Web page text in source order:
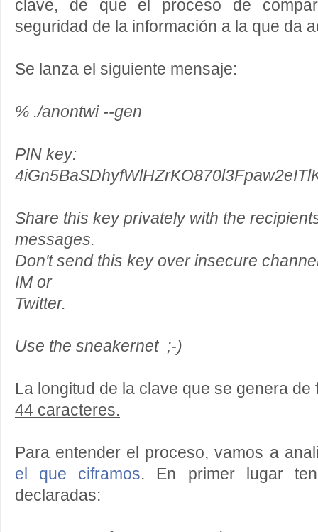
clave, de que el proceso de
seguridad de la información a la que da
Se lanza el siguiente mensaje:
% ./anontwi --gen
PIN key:
Share this key privately with the
messages.
Don't send this key over insecure
IM or
Twitter.
Use the sneakernet ;-)
La longitud de la clave que se genera de
44 caracteres.
Para entender el proceso, vamos a
el que ciframos. En primer lugar
declaradas: